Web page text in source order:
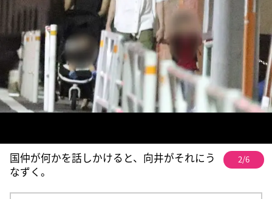
国仲が何かを話しかけると、向井がそれにう
なずく。
2/6